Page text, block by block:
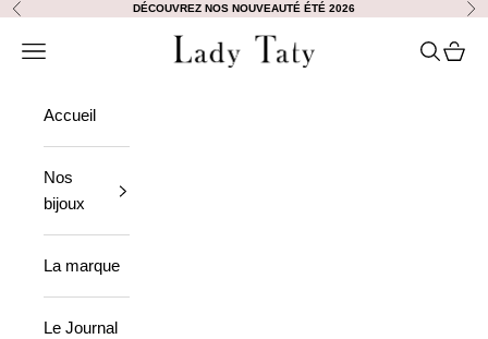
Passer au contenu
Précédent DÉCOUVREZ NOS NOUVEAUTÉ ÉTÉ 2026
Lady Taty
Ouvrir la navigation Ouvrir la
Voir
Accueil
Nos
bijoux
La marque
Le Journal